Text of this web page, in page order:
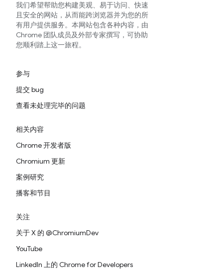
我们希望帮助您构建美观、易于访问、快速
且安全的网站，从而能跨浏览器并为您的所
有用户提供服务。本网站包含各种内容，由
Chrome 团队成员及外部专家撰写，可协助
您顺利踏上这一旅程。
参与
提交 bug
查看未处理完毕的问题
相关内容
Chrome 开发者版
Chromium 更新
案例研究
播客和节目
关注
关于 X 的 @ChromiumDev
YouTube
LinkedIn 上的 Chrome for Developers